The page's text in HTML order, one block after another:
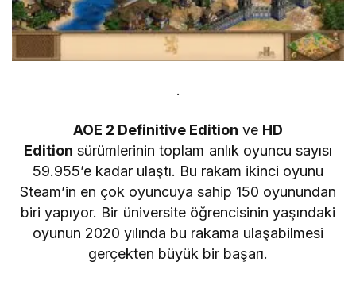
.
AOE 2 Definitive Edition ve HD
Edition sürümlerinin toplam anlık oyuncu sayısı
59.955’e kadar ulaştı. Bu rakam ikinci oyunu
Steam’in en çok oyuncuya sahip 150 oyunundan
biri yapıyor. Bir üniversite öğrencisinin yaşındaki
oyunun 2020 yılında bu rakama ulaşabilmesi
gerçekten büyük bir başarı.